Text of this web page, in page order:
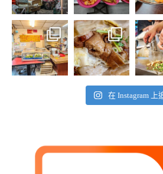
在 Instagram 上